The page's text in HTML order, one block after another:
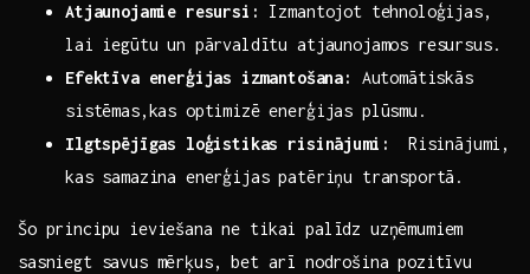
Atjaunojamie resursi:
‍Izmantojot tehnoloģijas,‍
lai iegūtu un pārvaldītu atjaunojamos resursus.
Efektīva enerģijas ⁢izmantošana:
Automātiskās
sistēmas,kas‍ optimizē enerģijas​ plūsmu.
Ilgtspējīgas loģistikas risinājumi:
⁢ Risinājumi,
kas ‌samazina enerģijas patēriņu transportā.
Šo principu ieviešana ne tikai palīdz uzņēmumiem
sasniegt​ savus‌ mērķus, ⁢bet arī‌ nodrošina pozitīvu